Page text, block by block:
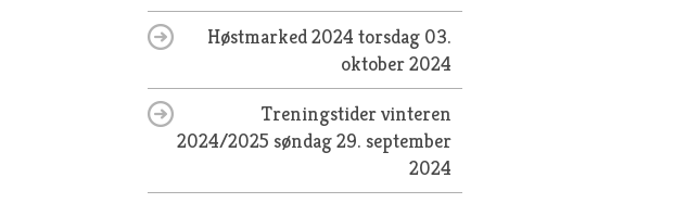
Høstmarked 2024torsdag 03.
oktober 2024
Treningstider vinteren
2024/2025søndag 29. september
2024